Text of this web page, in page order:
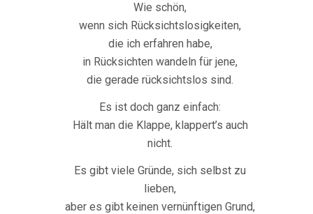
Wie schön,
wenn sich Rücksichtslosigkeiten,
die ich erfahren habe,
in Rücksichten wandeln für jene,
die gerade rücksichtslos sind.
Es ist doch ganz einfach:
Hält man die Klappe, klappert’s auch
nicht.
Es gibt viele Gründe, sich selbst zu
lieben,
aber es gibt keinen vernünftigen Grund,